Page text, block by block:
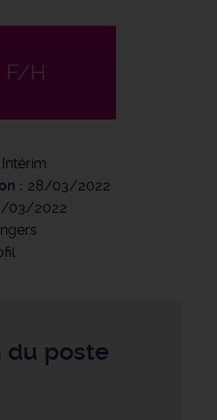
F/H
Intérim
28/03/2022
03/2022
du poste